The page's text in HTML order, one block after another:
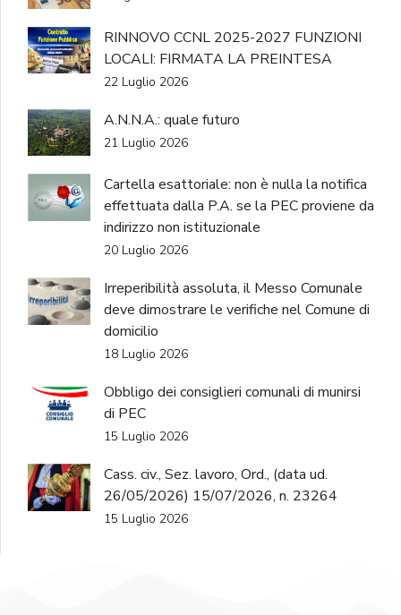
RINNOVO CCNL 2025-2027 FUNZIONI
LOCALI: FIRMATA LA PREINTESA
22 Luglio 2026
A.N.N.A.: quale futuro
21 Luglio 2026
Cartella esattoriale: non è nulla la notifica
effettuata dalla P.A. se la PEC proviene da
indirizzo non istituzionale
20 Luglio 2026
Irreperibilità assoluta, il Messo Comunale
deve dimostrare le verifiche nel Comune di
domicilio
18 Luglio 2026
Obbligo dei consiglieri comunali di munirsi
di PEC
15 Luglio 2026
Cass. civ., Sez. lavoro, Ord., (data ud.
26/05/2026) 15/07/2026, n. 23264
15 Luglio 2026